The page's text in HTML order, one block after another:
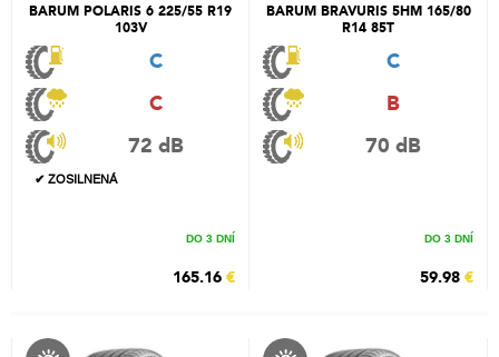
BARUM POLARIS 6 225/55 R19
103V
C
C
72 dB
✔ ZOSILNENÁ
DO 3 DNÍ
165.16 €
BARUM BRAVURIS 5HM 165/80
R14 85T
C
B
70 dB
DO 3 DNÍ
59.98 €